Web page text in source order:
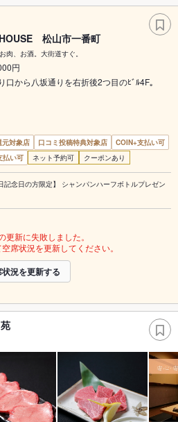
松山市一番町
肉、お酒。大街道すぐ。
円
口から八坂通りを右折後2つ目のﾋﾞﾙ4F｡
元対象店 口コミ投稿特典対象店
COIN+支払い可
払い可 ネット予約可 クーポンあり
記念日の方限定】 シャンパンハーフボトルプレゼン
更新に失敗しました。
席状況を更新してください。
状況を更新する